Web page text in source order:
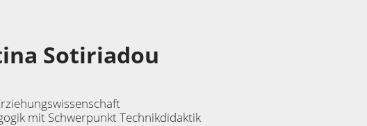
Sotiriadou
mit Schwerpunkt Technikdidaktik